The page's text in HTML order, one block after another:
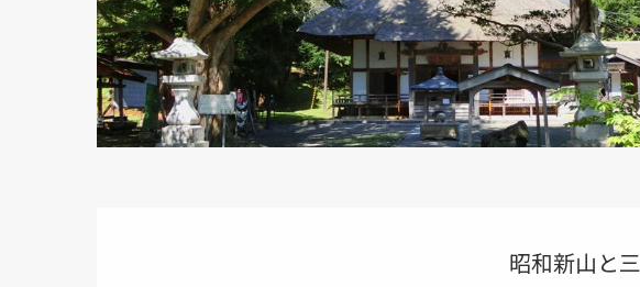
昭和新山と